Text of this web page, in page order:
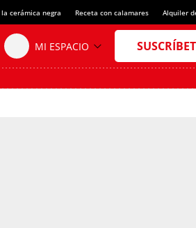
cerámica negra Receta con calamares Alquiler